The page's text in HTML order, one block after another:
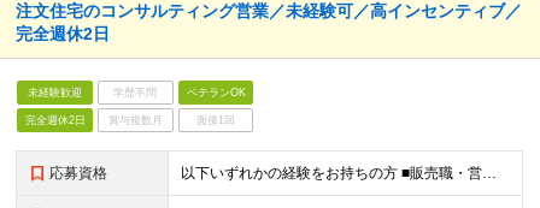
注文住宅のコンサルティング営業／未経験可／高インセンティブ／
完全週休2日
未経験歓迎 学歴不問 ベテランOK
完全週休2日 賞与複数月 面接1回
応募資格 以下いずれかの経験をお持ちの方 ■販売職・営業職での顧客への提案経験をお持ちの方 ■建築関連の知識をお持ちの方